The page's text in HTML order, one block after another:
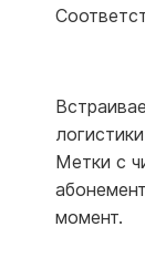
Метки с
момент.